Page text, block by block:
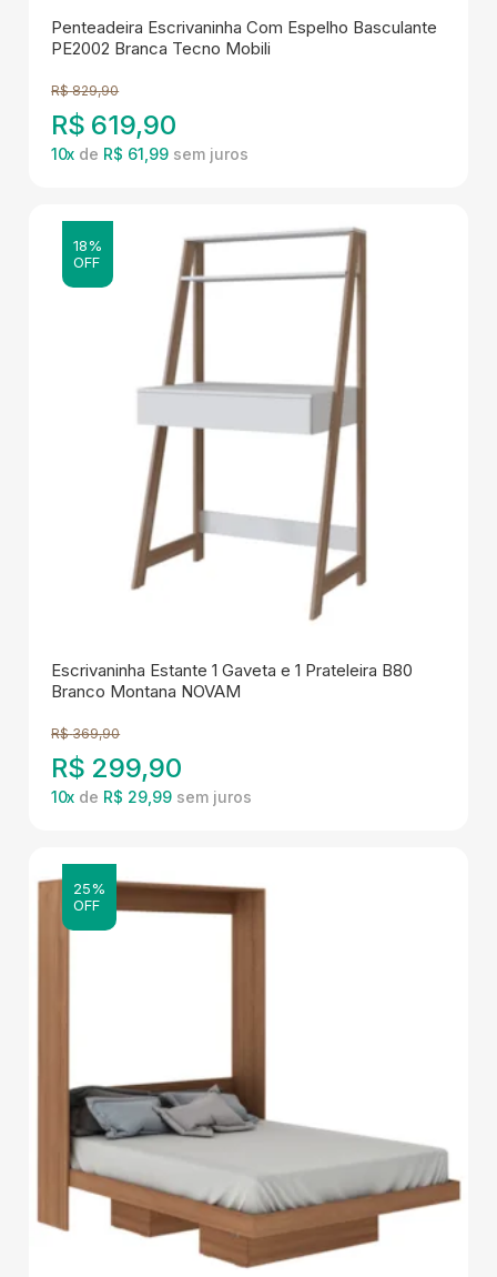
Penteadeira Escrivaninha Com Espelho Basculante
PE2002 Branca Tecno Mobili
R$ 829,90
R$ 619,90
10x de R$ 61,99
18%
OFF
Escrivaninha Estante 1 Gaveta e 1 Prateleira B80
Branco Montana NOVAM
R$ 369,90
R$ 299,90
10x de R$ 29,99
25%
OFF